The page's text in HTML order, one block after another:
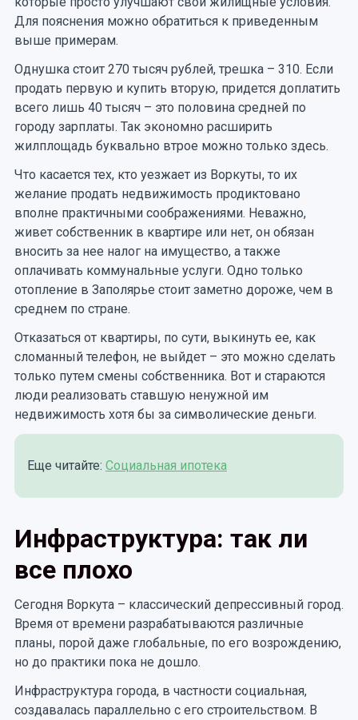
Для пояснения можно обратиться к приведенным
выше примерам.
Однушка стоит 270 тысяч рублей, трешка – 310. Если
продать первую и купить вторую, придется доплатить
всего лишь 40 тысяч – это половина средней по
городу зарплаты. Так экономно расширить
жилплощадь буквально втрое можно только здесь.
Что касается тех, кто уезжает из Воркуты, то их
желание продать недвижимость продиктовано
вполне практичными соображениями. Неважно,
живет собственник в квартире или нет, он обязан
вносить за нее налог на имущество, а также
оплачивать коммунальные услуги. Одно только
отопление в Заполярье стоит заметно дороже, чем в
среднем по стране.
Отказаться от квартиры, по сути, выкинуть ее, как
сломанный телефон, не выйдет – это можно сделать
только путем смены собственника. Вот и стараются
люди реализовать ставшую ненужной им
недвижимость хотя бы за символические деньги.
Еще читайте: Социальная ипотека
Инфраструктура: так ли
все плохо
Сегодня Воркута – классический депрессивный город.
Время от времени разрабатываются различные
планы, порой даже глобальные, по его возрождению,
но до практики пока не дошло.
Инфраструктура города, в частности социальная,
создавалась параллельно с его строительством. В